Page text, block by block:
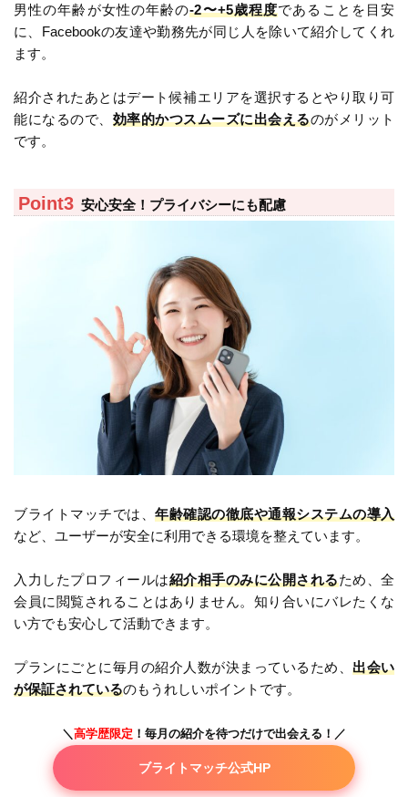
男性の年齢が女性の年齢の-2〜+5歳程度であることを目安
に、Facebookの友達や勤務先が同じ人を除いて紹介してくれ
ます。
紹介されたあとはデート候補エリアを選択するとやり取り可
能になるので、 効率的かつスムーズに出会えるのがメリット
です。
安心安全！プライバシーにも配慮
ブライトマッチでは、 年齢確認の徹底や通報システムの導入
など、ユーザーが安全に利用できる環境を整えています。
入力したプロフィールは紹介相手のみに公開されるため、全
会員に閲覧されることはありません。知り合いにバレたくな
い方でも安心して活動できます。
プランにごとに毎月の紹介人数が決まっているため、 出会い
が保証されているのもうれしいポイントです。
＼ 高学歴限定 ！毎月の紹介を待つだけで出会える！／
ブライトマッチ公式HP